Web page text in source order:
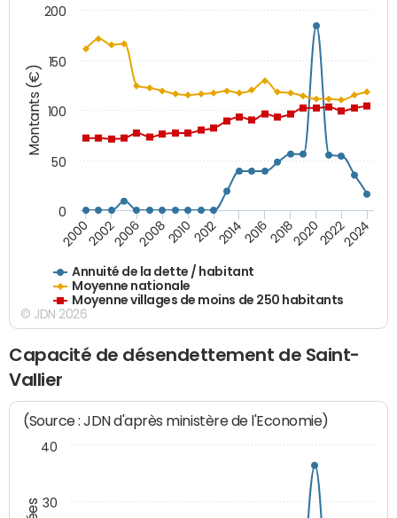
Montants (€)
Annuité de la dette / habitant
Moyenne nationale
Moyenne villages de moins de 250 habitants
200020022006200820102012201420162018202020222024
0
50
100
150
200
© JDN 2026
Capacité de désendettement de Saint-
Vallier
(Source : JDN d'après ministère de l'Economie)
30
40